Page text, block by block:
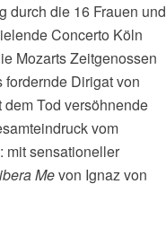
durch die 16 Frauen und
Concerto Köln
Mozarts Zeitgenossen
Dirigat von
Tod versöhnende
vom
mit sensationeller
Mevon Ignaz von